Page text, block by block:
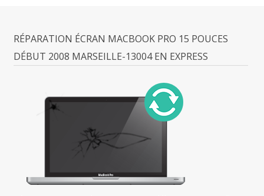
RÉPARATION ÉCRAN MACBOOK PRO 15 POUCES
DÉBUT 2008 MARSEILLE-13004 EN EXPRESS